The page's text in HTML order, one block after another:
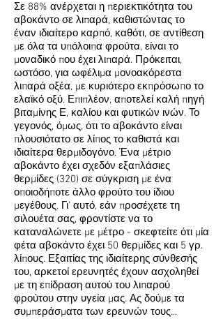
Σε 88% ανέρχεται η περιεκτικότητα του
αβοκάντο σε λι­παρά, καθιστώντας το
έναν ιδιαίτερο καρπό, καθότι, σε αντίθεση
με όλα τα υπόλοιπα φρούτα, είναι το
μοναδικό που έχει λιπαρά. Πρόκειται,
ωστόσο, για ωφέλιμα μονοακόρεστα
λιπαρά οξέα, με κυριότερο εκπρόσωπο το
ελαϊκό οξύ. Επιπλέον, αποτελεί καλή πηγή
βιταμίνης Ε, καλίου και φυτικών ινών. Το
γε­γονός, όμως, ότι το αβοκάντο είναι
πλουσιότατο σε λίπος το καθιστά και
ιδιαίτερα θερμιδογόνο. Ένα μέτριο
αβοκάντο έχει σχεδόν εξαπλάσιες
θερμίδες (320) σε σύγκριση με ένα
οποιοδήποτε άλλο φρούτο του ίδιου
μεγέθους. Γι’ αυτό, εάν προσέχετε τη
σιλουέτα σας, φροντίστε να το
καταναλώνετε με μέτρο - σκεφτείτε ότι μία
φέτα αβοκάντο έχει 50 θερμίδες και 5 γρ.
λίπους. Εξαιτίας της ιδιαίτερης σύνθεσής
του, αρκετοί ερευνητές έχουν ασχοληθεί
με τη επίδραση αυτού του λιπαρού
φρούτου στην υγεία μας. Ας δούμε τα
συμπεράσματα των ερευνών τους...